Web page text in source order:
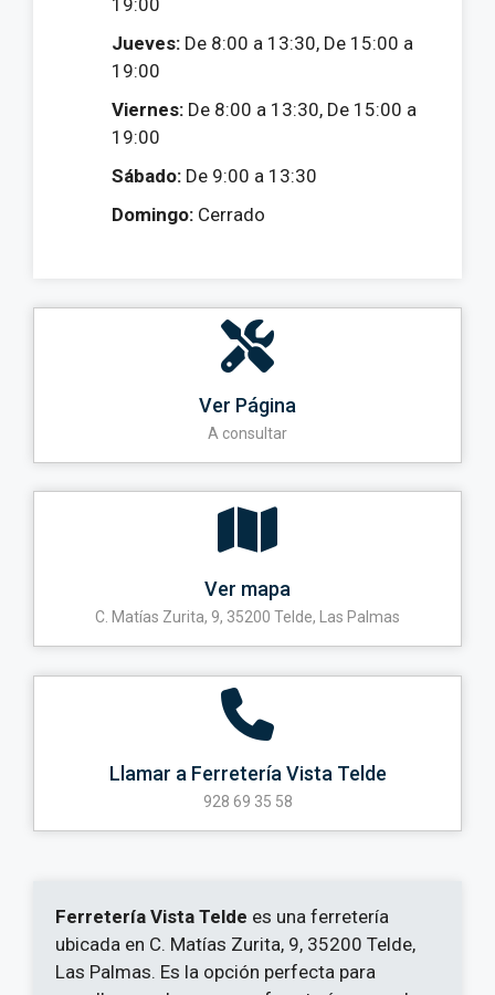
Jueves: De 8:00 a 13:30, De 15:00 a
19:00
Viernes: De 8:00 a 13:30, De 15:00 a
19:00
Sábado: De 9:00 a 13:30
Domingo: Cerrado
Ver Página
A consultar
Ver mapa
C. Matías Zurita, 9, 35200 Telde, Las Palmas
Llamar a Ferretería Vista Telde
928 69 35 58
Ferretería Vista Telde es una ferretería
ubicada en C. Matías Zurita, 9, 35200 Telde,
Las Palmas. Es la opción perfecta para